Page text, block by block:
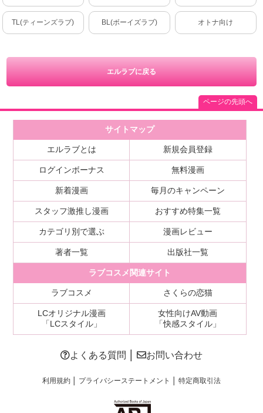
TL(ティーンズラブ) BL(ボーイズラブ) オトナ向け
エルラブに戻る
ページの先頭へ
サイトマップ
エルラブとは 新規会員登録
ログインボーナス 無料漫画
新着漫画 毎月のキャンペーン
スタッフ激推し漫画 おすすめ特集一覧
カテゴリ別で選ぶ 漫画レビュー
著者一覧 出版社一覧
ラブコスメ関連サイト
ラブコスメ さくらの恋猫
LCオリジナル漫画
「LCスタイル」
女性向けAV動画
「快感スタイル」
よくある質問 お問い合わせ
利用規約│ プライバシーステートメント 特定商取引法